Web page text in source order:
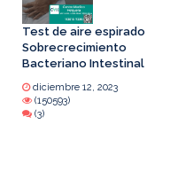
Test de aire espirado
Sobrecrecimiento
Bacteriano Intestinal
diciembre 12, 2023
(150593)
(3)